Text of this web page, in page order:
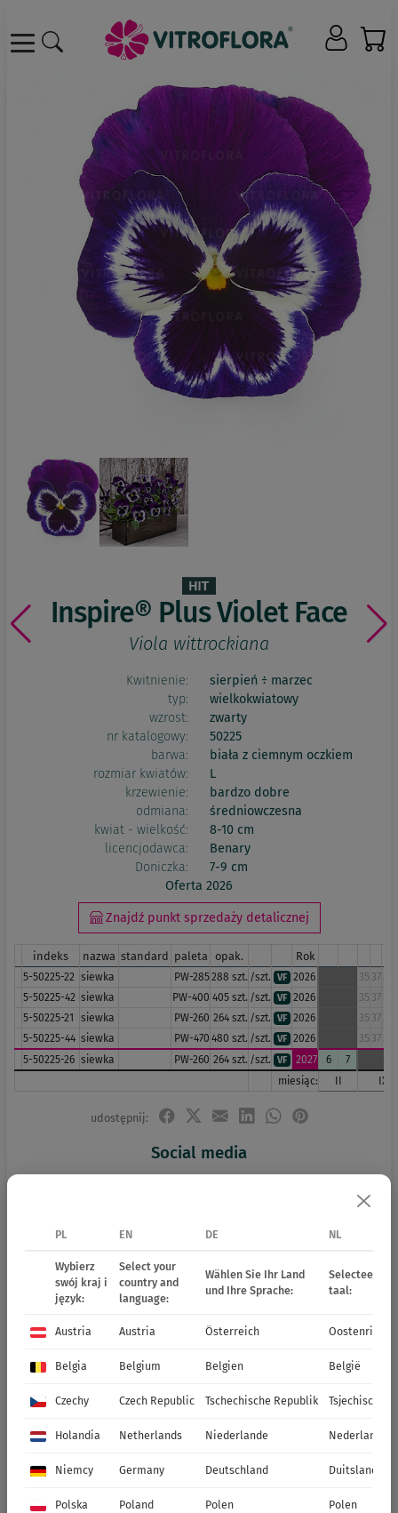
Inspire® Plus Violet Face
Viola wittrockiana
Kwitnienie:
sierpień ÷ marzec
typ:
wielkokwiatowy
wzrost:
zwarty
nr katalogowy:
50225
barwa:
biała z ciemnym oczkiem
rozmiar kwiatów:
L
krzewienie:
bardzo dobre
odmiana:
średniowczesna
kwiat - wielkość:
8-10 cm
licencjodawca:
Benary
Doniczka:
7-9 cm
Oferta 2026
Znajdź punkt sprzedaży detalicznej
indeks nazwa standard paleta opak. Rok
5-50225-22 siewka PW-285288 szt. /szt. VF 2026 35 37
5-50225-42 siewka PW-400 405 szt. /szt. VF 2026 35 37
5-50225-21
siewka PW-260 264 szt. /szt. VF 2026 35 37
5-50225-44 siewka PW-470 480 szt. /szt. VF 2026 35 37
5-50225-26 siewka PW-260 264 szt. /szt. VF 2027 6
7
miesiąc:
II IX
udostępnij:
Social media
PL EN DE NL
Wybierz
swój kraj i
język:
Select your
country and
language:
Wählen Sie Ihr Land
und Ihre Sprache:
Selecteer uw
taal:
Austria Austria Österreich Oostenrijk
Belgia Belgium Belgien België
Czechy Czech Republic Tschechische Republik Tsjechische
Holandia Netherlands Niederlande Nederland
Niemcy Germany Deutschland Duitsland
Polska Poland Polen Polen